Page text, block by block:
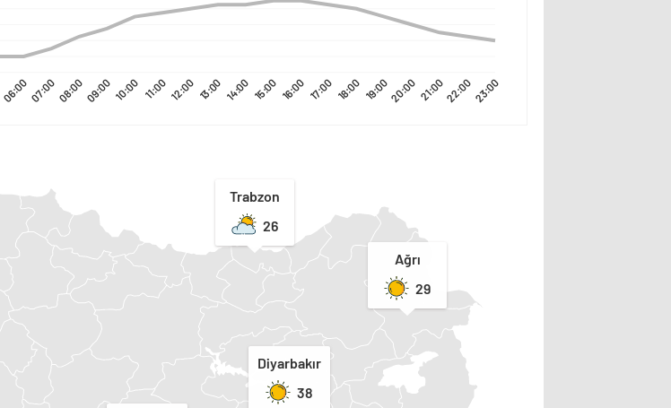
06:0007:0008:0009:0010:00 11:00 12:00 13:00 14:00 15:00 16:00 17:00 18:00 19:0020:0021:0022:0023:00
Trabzon
26
Ağrı
29
Diyarbakır
38